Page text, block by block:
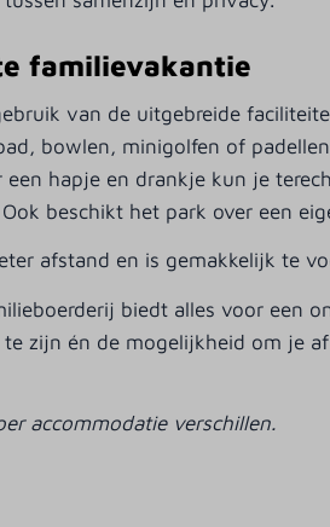
familievakantie
van de uitgebreide
bowlen, minigolfen of
een hapje en drankje kun je
beschikt het park over een
afstand en is gemakkelijk te
biedt alles voor een
zijn én de mogelijkheid om je
accommodatie verschillen.